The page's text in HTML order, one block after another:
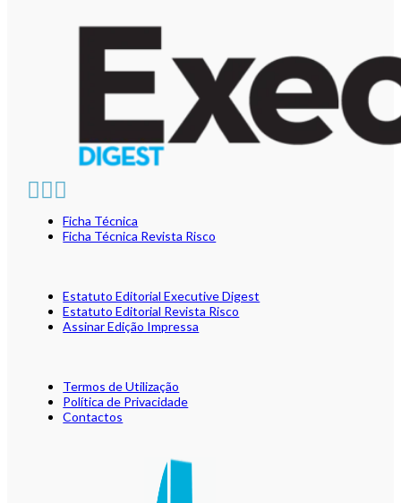
Ficha Técnica
Ficha Técnica Revista Risco
Estatuto Editorial Executive Digest
Estatuto Editorial Revista Risco
Assinar Edição Impressa
Termos de Utilização
Política de Privacidade
Contactos